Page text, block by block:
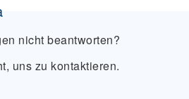
nicht beantworten?
uns zu kontaktieren.